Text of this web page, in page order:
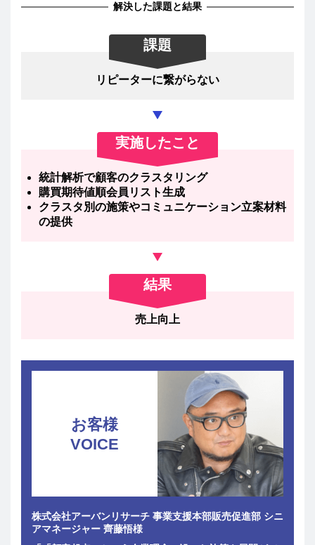
解決した課題と結果
課題
リピーターに繋がらない
実施したこと
統計解析で顧客のクラスタリング
購買期待値順会員リスト生成
クラスタ別の施策やコミュニケーション立案材料
の提供
結果
売上向上
お客様
VOICE
株式会社アーバンリサーチ 事業支援本部販売促進部 シニ
アマネージャー 齊藤悟様